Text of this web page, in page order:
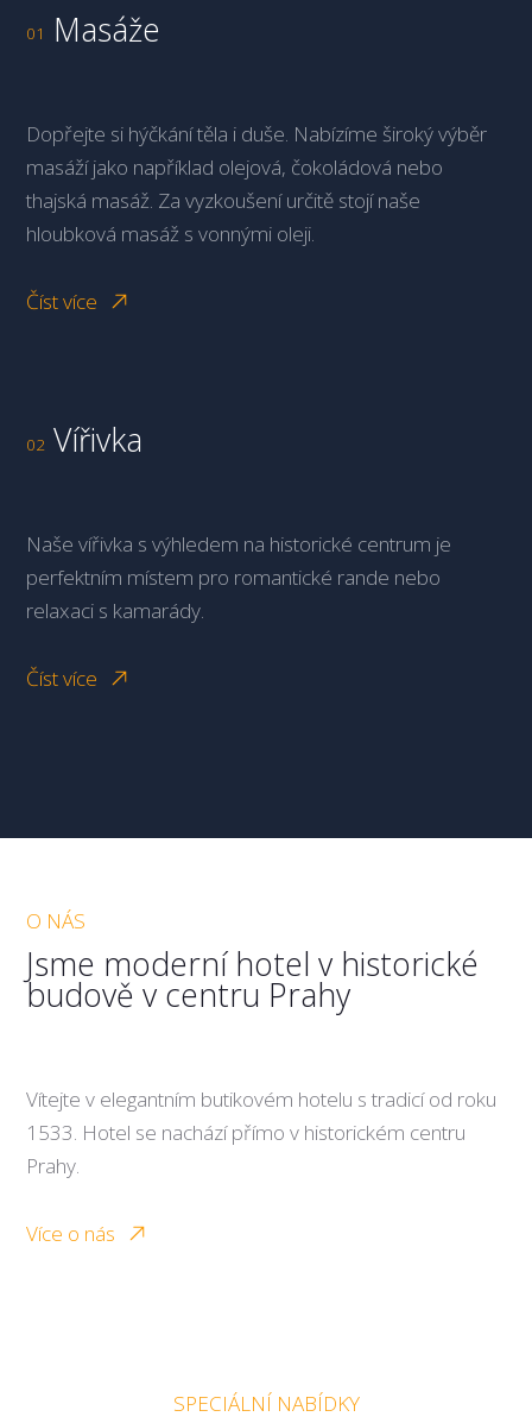
01 Masáže
Dopřejte si hýčkání těla i duše. Nabízíme široký výběr
masáží jako například olejová, čokoládová nebo
thajská masáž. Za vyzkoušení určitě stojí naše
hloubková masáž s vonnými oleji.
Číst více
02 Vířivka
Naše vířivka s výhledem na historické centrum je
perfektním místem pro romantické rande nebo
relaxaci s kamarády.
Číst více
O NÁS
Jsme moderní hotel v historické
budově v centru Prahy
Vítejte v elegantním butikovém hotelu s tradicí od roku
1533. Hotel se nachází přímo v historickém centru
Prahy.
Více o nás
SPECIÁLNÍ NABÍDKY